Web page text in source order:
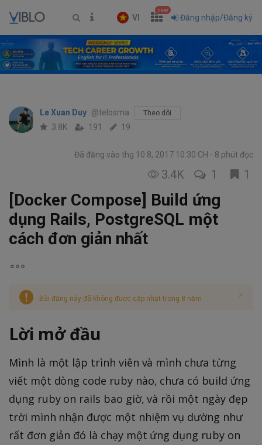
VI
new
Đăng nhập/Đăng ký
Le Xuan Duy @telosma Theo dõi
3.8K 191 19
Đã đăng vào thg 10 8, 2017 10:30 CH 8 phút đọc
3.4K 1 1
[Docker Compose] Build ứng
dụng Rails, PostgreSQL một
cách đơn giản nhất
Bài đăng này đã không được cập nhật trong 8 năm
Lời mở đầu
Mình là một lập trình viên và mình chưa từng
viết một dòng code ruby nào, chưa có build ứng
dụng ruby on rails bao giờ, và rồi một ngày đẹp
trời mình nhận được một nhiệm vụ dường như
rất đơn giản đó là chạy một ứng dụng ruby on